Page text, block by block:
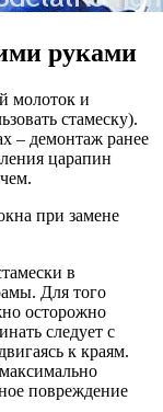
руками
молоток и
стамеску).
– демонтаж ранее
царапин
при замене
в
Для того
осторожно
следует с
к краям.
повреждение